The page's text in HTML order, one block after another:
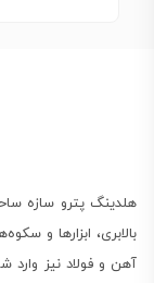
بالابری، ابزارها و
آهن و فولاد نیز وارد